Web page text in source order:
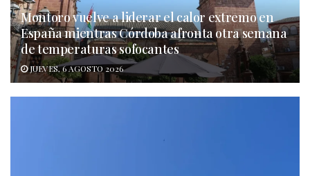
Montoro vuelve a liderar el calor extremo en
España mientras Córdoba afronta otra semana
de temperaturas sofocantes
JUEVES, 6 AGOSTO 2026